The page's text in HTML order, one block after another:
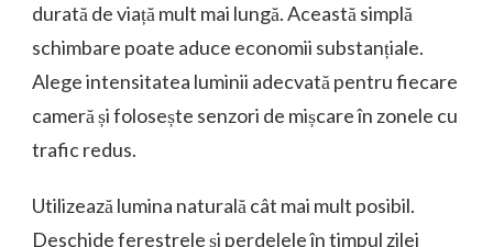
durată de viață mult mai lungă. Această simplă
schimbare poate aduce economii substanțiale.
Alege intensitatea luminii adecvată pentru fiecare
cameră și folosește senzori de mișcare în zonele cu
trafic redus.
Utilizează lumina naturală cât mai mult posibil.
Deschide ferestrele și perdelele în timpul zilei